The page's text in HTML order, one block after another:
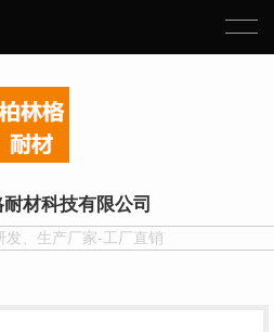
材科技有限公司
发、生产厂家-工厂直销